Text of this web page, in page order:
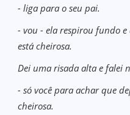
- liga para o seu pai.
- vou - ela respirou fundo e
está cheirosa.
Dei uma risada alta e falei
- só você para achar que
cheirosa.